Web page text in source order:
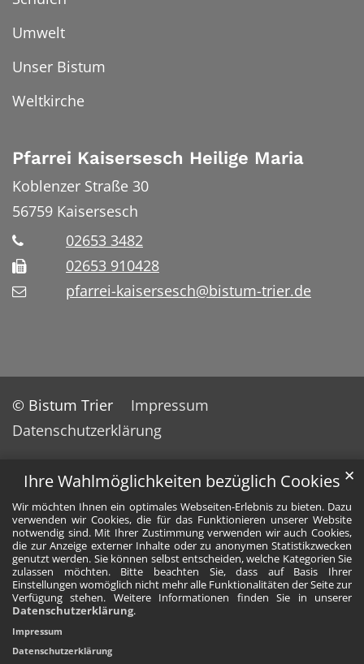
Ihre Wahlmöglichkeiten bezüglich Cookies
Wir möchten Ihnen ein optimales Webseiten-Erlebnis zu bieten. Dazu
verwenden wir Cookies, die für das Funktionieren unserer Website
notwendig sind. Mit Ihrer Zustimmung verwenden wir auch Cookies,
die zur Anzeige externer Inhalte oder zu anonymen Statistikzwecken
genutzt werden. Sie können selbst entscheiden, welche Kategorien Sie
zulassen möchten. Bitte beachten Sie, dass auf Basis Ihrer
Einstellungen womöglich nicht mehr alle Funktionalitäten der Seite zur
Verfügung stehen. Weitere Informationen finden Sie in unserer
Datenschutzerklärung.
✕
Impressum
Datenschutzerklärung
Umwelt
Unser Bistum
Weltkirche
Pfarrei Kaisersesch Heilige Maria
Koblenzer Straße 30
56759 Kaisersesch
02653 3482
02653 910428
pfarrei-kaisersesch@bistum-trier.de
© Bistum Trier
Impressum
Datenschutzerklärung